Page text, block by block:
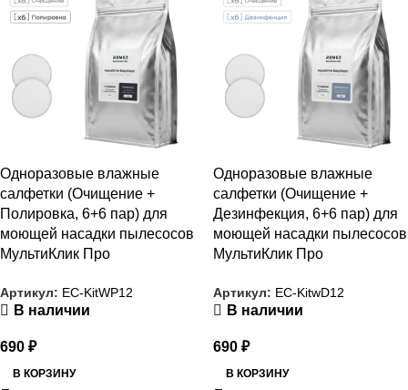
Одноразовые влажные
салфетки (Очищение +
Полировка, 6+6 пар) для
моющей насадки пылесосов
МультиКлик Про
Артикул: EC-KitWP12
В наличии
690 ₽
В КОРЗИНУ
Одноразовые влажные
салфетки (Очищение +
Дезинфекция, 6+6 пар) для
моющей насадки пылесосов
МультиКлик Про
Артикул: EC-KitwD12
В наличии
690 ₽
В КОРЗИНУ